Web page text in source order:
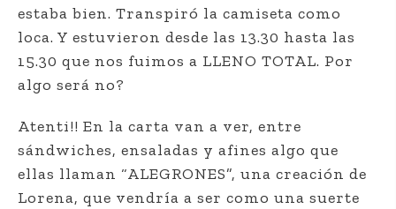
estaba bien. Transpiró la camiseta como
loca. Y estuvieron desde las 13.30 hasta las
15.30 que nos fuimos a LLENO TOTAL. Por
algo será no?
Atenti!! En la carta van a ver, entre
sándwiches, ensaladas y afines algo que
ellas llaman “ALEGRONES”, una creación de
Lorena, que vendría a ser como una suerte